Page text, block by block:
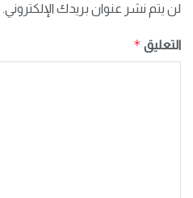
لن يتم نشر عنوان بريدك الإلكتروني.
التعليق *